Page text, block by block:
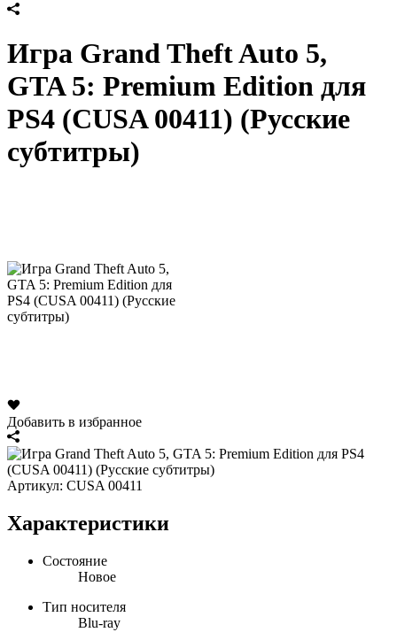
Игра Grand Theft Auto 5,
GTA 5: Premium Edition для
PS4 (CUSA 00411) (Русские
субтитры)
Добавить в избранное
Артикул: CUSA 00411
Характеристики
Состояние
Новое
Тип носителя
Blu-ray